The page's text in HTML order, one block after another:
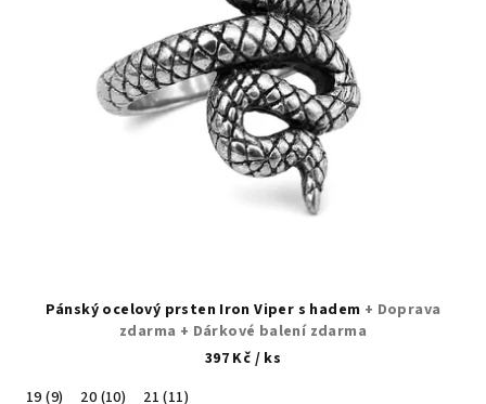
Pánský ocelový prsten Iron Viper s hadem + Doprava
zdarma + Dárkové balení zdarma
397 Kč / ks
19 (9)
20 (10)
21 (11)